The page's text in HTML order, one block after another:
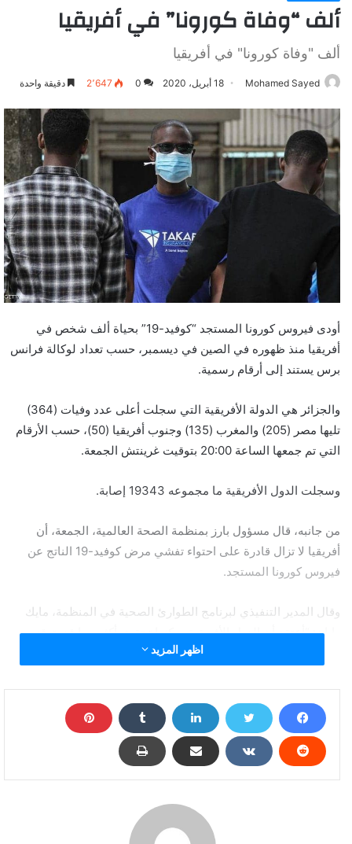
ألف “وفاة كورونا” في أفريقيا
ألف "وفاة كورونا" في أفريقيا
Mohamed Sayed 18 أبريل، 2020 0 2٬647 دقيقة واحدة
أودى فيروس كورونا المستجد “كوفيد-19” بحياة ألف شخص في
أفريقيا منذ ظهوره في الصين في ديسمبر، حسب تعداد لوكالة فرانس
برس يستند إلى أرقام رسمية.
والجزائر هي الدولة الأفريقية التي سجلت أعلى عدد وفيات (364)
تليها مصر (205) والمغرب (135) وجنوب أفريقيا (50)، حسب الأرقام
التي تم جمعها الساعة 20:00 بتوقيت غرينتش الجمعة.
وسجلت الدول الأفريقية ما مجموعه 19343 إصابة.
من جانبه، قال مسؤول بارز بمنظمة الصحة العالمية، الجمعة، أن
أفريقيا لا تزال قادرة على احتواء تفشي مرض كوفيد-19 الناتج عن
فيروس كورونا المستجد.
وقال المدير التنفيذي لبرنامج الطوارئ الصحية في المنظمة، مايك
رايان: “أعتقد أن الدول الأفريقية يمكنها تحقيق أكثر مما قد يتوقعه
وأضاف “لا نعتقد أن المرض تخطى القدرة على احتوائه”.
وجاءت تصريحات رايان بعد أن قالت اللجنة الاقتصادية لأفريقيا التابعة
وفي السياق، أعلن صندوق النقد الدولي والبنك الدولي عقب اجتماع
اظهر المزيد